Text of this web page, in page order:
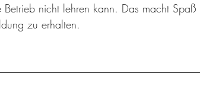
nicht lehren kann. Das macht Spaß
zu erhalten.